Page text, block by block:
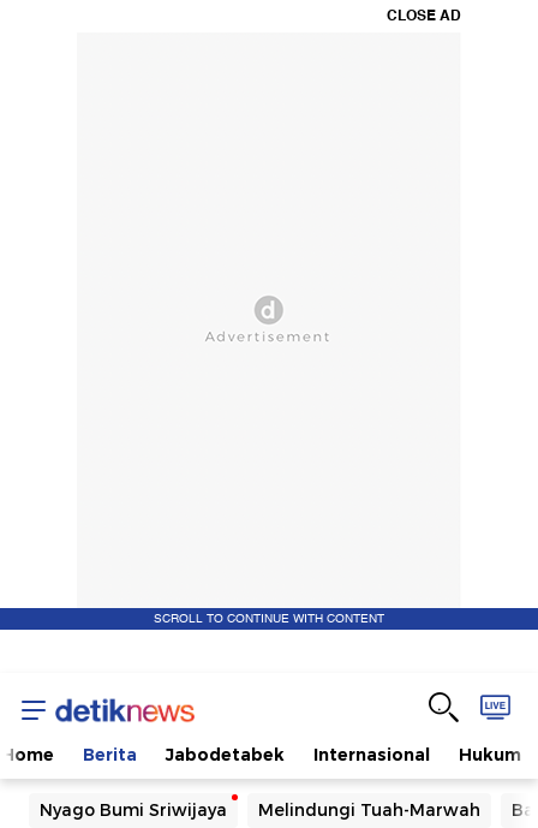
CLOSE AD
SCROLL TO CONTINUE WITH CONTENT
Home Berita Jabodetabek Internasional Hukum
Nyago Bumi Sriwijaya Melindungi Tuah-Marwah